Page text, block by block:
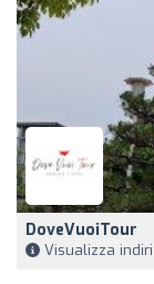
DoveVuoiTour
Visualizza